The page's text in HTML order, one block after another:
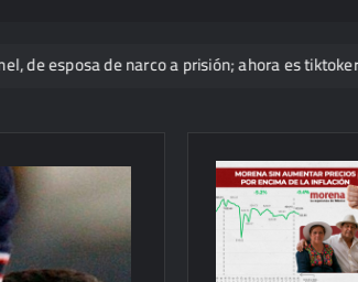
de narco a prisión; ahora es tiktoker